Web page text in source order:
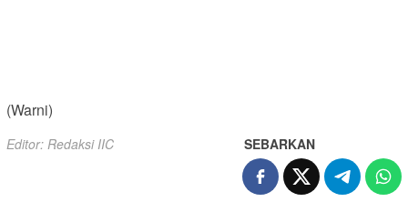
(Warni)
Editor: Redaksi IIC SEBARKAN